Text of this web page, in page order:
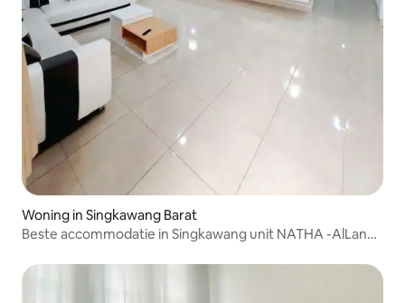
Woning in Singkawang Barat
Beste accommodatie in Singkawang unit NATHA -AlLan